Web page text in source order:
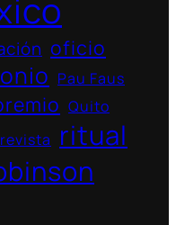
oficio
Pau Faus
Quito
revista ritual